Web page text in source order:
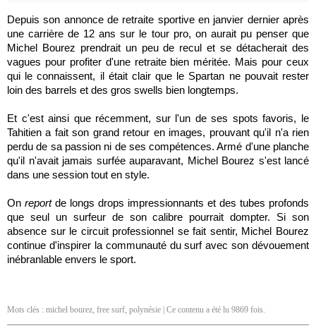
Depuis son annonce de retraite sportive en janvier dernier après
une carrière de 12 ans sur le tour pro, on aurait pu penser que
Michel Bourez prendrait un peu de recul et se détacherait des
vagues pour profiter d'une retraite bien méritée. Mais pour ceux
qui le connaissent, il était clair que le Spartan ne pouvait rester
loin des barrels et des gros swells bien longtemps.
Et c'est ainsi que récemment, sur l'un de ses spots favoris, le
Tahitien a fait son grand retour en images, prouvant qu'il n'a rien
perdu de sa passion ni de ses compétences. Armé d'une planche
qu'il n'avait jamais surfée auparavant, Michel Bourez s'est lancé
dans une session tout en style.
On reportde longs drops impressionnants et des tubes profonds
que seul un surfeur de son calibre pourrait dompter. Si son
absence sur le circuit professionnel se fait sentir, Michel Bourez
continue d'inspirer la communauté du surf avec son dévouement
inébranlable envers le sport.
Mots clés : michel bourez, free surf, polynésie | Ce contenu a été lu 9869 fois.